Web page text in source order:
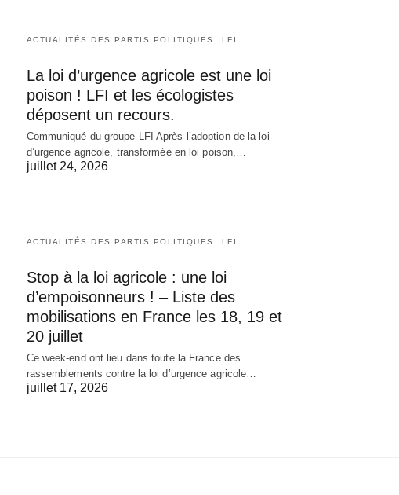
ACTUALITÉS DES PARTIS POLITIQUES LFI
La loi d’urgence agricole est une loi
poison ! LFI et les écologistes
déposent un recours.
Communiqué du groupe LFI Après l’adoption de la loi
d’urgence agricole, transformée en loi poison,…
juillet 24, 2026
ACTUALITÉS DES PARTIS POLITIQUES LFI
Stop à la loi agricole : une loi
d’empoisonneurs ! – Liste des
mobilisations en France les 18, 19 et
20 juillet
Ce week-end ont lieu dans toute la France des
rassemblements contre la loi d’urgence agricole…
juillet 17, 2026